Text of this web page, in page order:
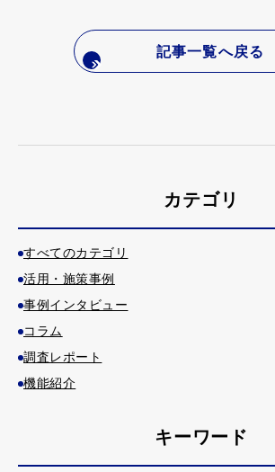
記事一覧へ戻る
カテゴリ
すべてのカテゴリ
活用・施策事例
事例インタビュー
コラム
調査レポート
機能紹介
キーワード